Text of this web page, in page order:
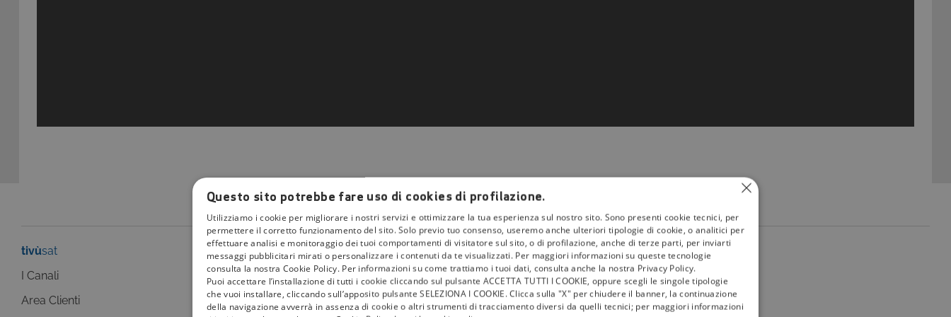
tivùsat
I Canali
Area Clienti
tivùla guida
I programmi
I canali
lativù
I Bollini
Info & News
mytivù
Questo sito potrebbe fare uso di cookies di profilazione.
Utilizziamo i cookie per migliorare i nostri servizi e ottimizzare la tua esperienza sul nostro sito. Sono presenti cookie tecnici, per
permettere il corretto funzionamento del sito. Solo previo tuo consenso, useremo anche ulteriori tipologie di cookie, o analitici per
effettuare analisi e monitoraggio dei tuoi comportamenti di visitatore sul sito, o di profilazione, anche di terze parti, per inviarti
messaggi pubblicitari mirati o personalizzare i contenuti da te visualizzati. Per maggiori informazioni su queste tecnologie
consulta la nostra Cookie Policy. Per informazioni su come trattiamo i tuoi dati, consulta anche la nostra Privacy Policy.
Puoi accettare l’installazione di tutti i cookie cliccando sul pulsante ACCETTA TUTTI I COOKIE, oppure scegli le singole tipologie
che vuoi installare, cliccando sull’apposito pulsante SELEZIONA I COOKIE. Clicca sulla "X" per chiudere il banner, la continuazione
della navigazione avverrà in assenza di cookie o altri strumenti di tracciamento diversi da quelli tecnici; per maggiori informazioni